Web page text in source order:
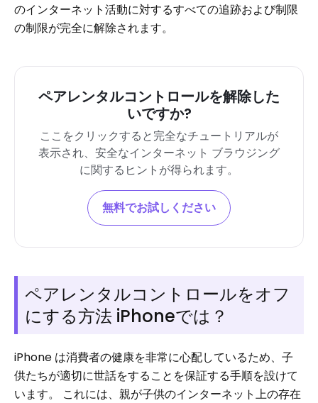
のインターネット活動に対するすべての追跡および制限
の制限が完全に解除されます。
ペアレンタルコントロールを解除した
いですか?
ここをクリックすると完全なチュートリアルが
表示され、安全なインターネット ブラウジング
に関するヒントが得られます。
無料でお試しください
ペアレンタルコントロールをオフ
にする方法 iPhoneでは？
iPhone は消費者の健康を非常に心配しているため、子
供たちが適切に世話をすることを保証する手順を設けて
います。 これには、親が子供のインターネット上の存在